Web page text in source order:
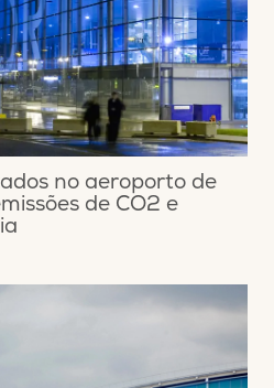
no aeroporto de
de CO2 e